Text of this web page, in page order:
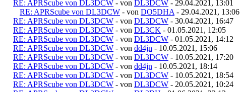
RE: APRScube von DL3DCW - von DL3DCW - 29.04.2021, 13:01
RE: APRScube von DL3DCW - von DO5DHA - 29.04.2021, 13:06
RE: APRScube von DL3DCW - von DL3DCW - 30.04.2021, 16:47
RE: APRScube von DL3DCW - von DL3CK - 01.05.2021, 12:05
RE: APRScube von DL3DCW - von DL3DCW - 01.05.2021, 14:12
RE: APRScube von DL3DCW - von dd4jn - 10.05.2021, 15:06
RE: APRScube von DL3DCW - von DL3DCW - 10.05.2021, 17:20
RE: APRScube von DL3DCW - von dd4jn - 10.05.2021, 18:14
RE: APRScube von DL3DCW - von DL3DCW - 10.05.2021, 18:54
RE: APRScube von DL3DCW - von DL3DCW - 20.05.2021, 10:24